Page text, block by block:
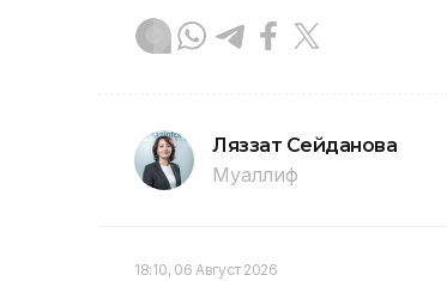
Ляззат Сейданова
Муаллиф
18:10, 06 Август 2026